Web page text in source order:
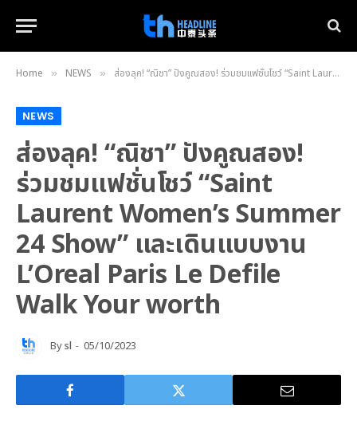
Home » NEWS » ส่องลุค! “ณิชา” ปังคูณสอง! ร่วมชมแฟชั่นโชว์ “Saint Laurent Women’s Summer 24 Show” และเดินแบบงาน L’Oreal Paris Le Defile Walk Your worth
NEWS
ส่องลุค! “ณิชา” ปังคูณสอง!
ร่วมชมแฟชั่นโชว์ “Saint
Laurent Women’s Summer
24 Show” และเดินแบบงาน
L’Oreal Paris Le Defile
Walk Your worth
Bysl 05/10/2023